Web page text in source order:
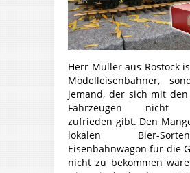
Herr Müller aus Rostock
Modelleisenbahner,
jemand, der sich mit
Fahrzeugen nicht
zufrieden gibt. Den
lokalen Bier-
Eisenbahnwagon für die
nicht zu bekommen